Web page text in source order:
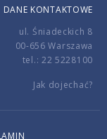
DANE KONTAKTOWE
ul. Śniadeckich 8
00-656 Warszawa
tel.: 22 5228100
Jak dojechać?